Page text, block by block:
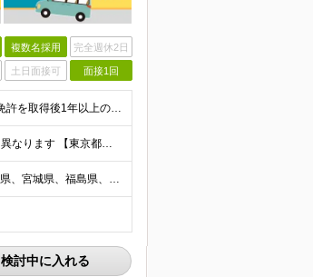
複数名採用 完全週休2日
土日面接可 面接1回
＼職歴不問！人柄重視の採用！未経験OK◎／ ■学歴不問 ■普通自動車運転免許を取得後1年以上の方（AT限定可） ※一部勤務地で「2017年3月12日以降の取得者は要準中型免許」 ■44歳以下(※例外
★賞与年2回支給 ★結婚/出産/入学祝金、お見舞金支給あり ★事業所ごとに異なります 【東京都】 月給284,000円～298,540円 【神奈川県/千葉県】 月給284,000円 【埼玉県】 月給2
★全国の拠点で募集中！ ★自宅近くなど、希望の勤務地を選べます！ 岩手県、宮城県、福島県、新潟県、栃木県、茨城県、埼玉県、千葉県、東京都、神奈川県、山梨県、長野県、静岡県、滋賀県、兵庫県、岡山県、広
検討中に入れる